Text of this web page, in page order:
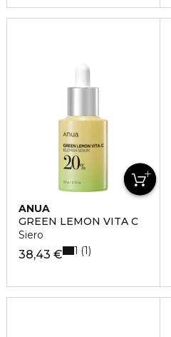
ANUA
GREEN LEMON VITA C
Siero
38,43 € 1 1